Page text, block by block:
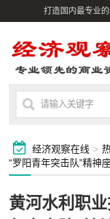
打造国内最专业
经济观察在线 >
“罗阳青年突击队”精神
黄河水利职